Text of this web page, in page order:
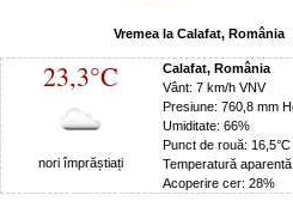
Vremea la Calafat, România
23,3°C
nori împrăștiați
Calafat, România
Vânt: 7 km/h VNV
Presiune: 760,8 mm
Umiditate: 66%
Punct de rouă: 16,5°C
Temperatură
Acoperire cer: 28%